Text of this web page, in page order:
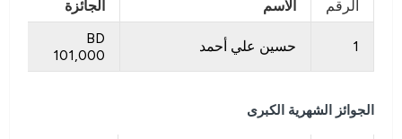
الرقم الاسم الجائزة
1 حسين علي أحمد
BD
101,000
الجوائز الشهرية الكبرى